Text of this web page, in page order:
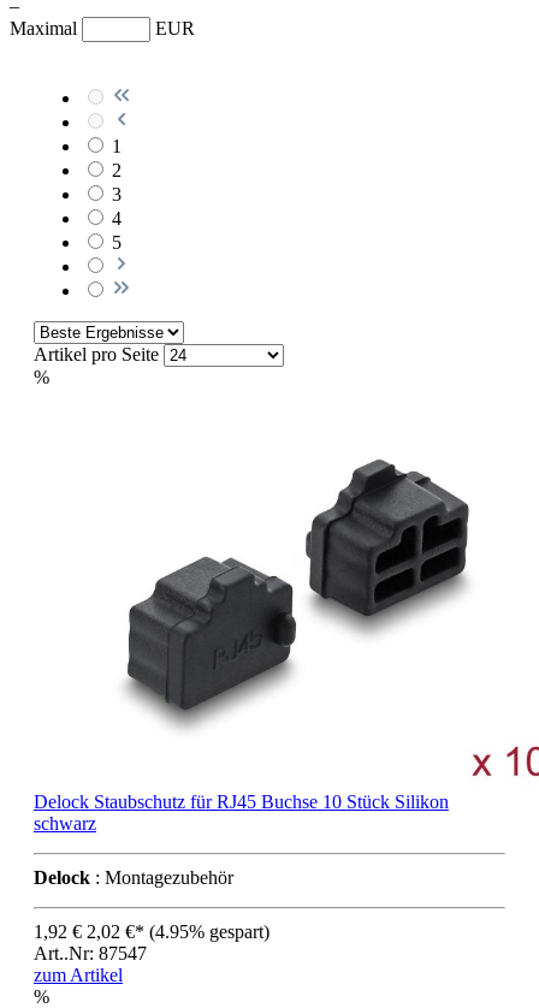
–
Maximal
EUR
1
2
3
4
5
Artikel pro Seite
%
Delock Staubschutz für RJ45 Buchse 10 Stück Silikon
schwarz
Delock : Montagezubehör
1,92 € 2,02 €* (4.95% gespart)
Art..Nr: 87547
zum Artikel
%